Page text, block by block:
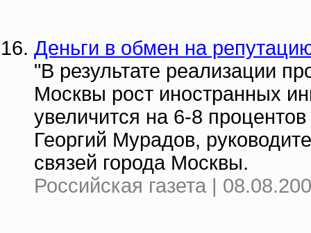
Деньги в обмен на
"В результате реализации
Москвы рост иностранных
увеличится на 6-8
Георгий Мурадов,
связей города Москвы.
Российская газета |